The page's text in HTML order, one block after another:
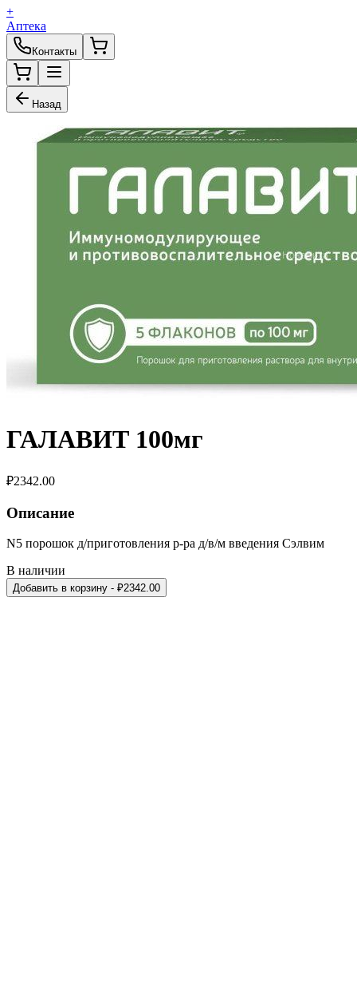
+
Аптека
Контакты
Назад
ГАЛАВИТ 100мг
₽2342.00
Описание
N5 порошок д/приготовления р-ра д/в/м введения Сэлвим
В наличии
Добавить в корзину - ₽2342.00